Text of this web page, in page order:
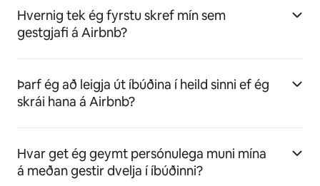
Hvernig tek ég fyrstu skref mín sem
gestgjafi á Airbnb?
Þarf ég að leigja út íbúðina í heild sinni ef ég
skrái hana á Airbnb?
Hvar get ég geymt persónulega muni mína
á meðan gestir dvelja í íbúðinni?